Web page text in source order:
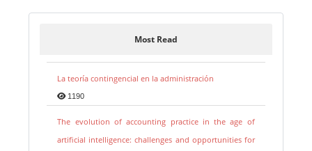
Most Read
La teoría contingencial en la administración
1190
The evolution of accounting practice in the age of
artificial intelligence: challenges and opportunities for